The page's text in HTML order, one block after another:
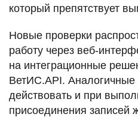
который препятствует
Новые проверки
работу через веб-
на интеграционные
ВетИС.API. Аналогичные
действовать и при
присоединения записей